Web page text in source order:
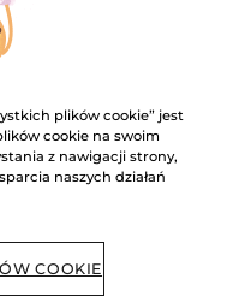
organicznych
plików cookie” jest
cookie na swoim
z nawigacji strony,
naszych działań
COOKIE